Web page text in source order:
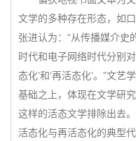
文学的多种存在形态，如
张进认为：“从传播媒介史
时代和电子网络时代分别
态化’和‘再活态化’。”文艺
基础之上，体现在文学研
这样的活态文学排除出去
活态化与再活态化的典型